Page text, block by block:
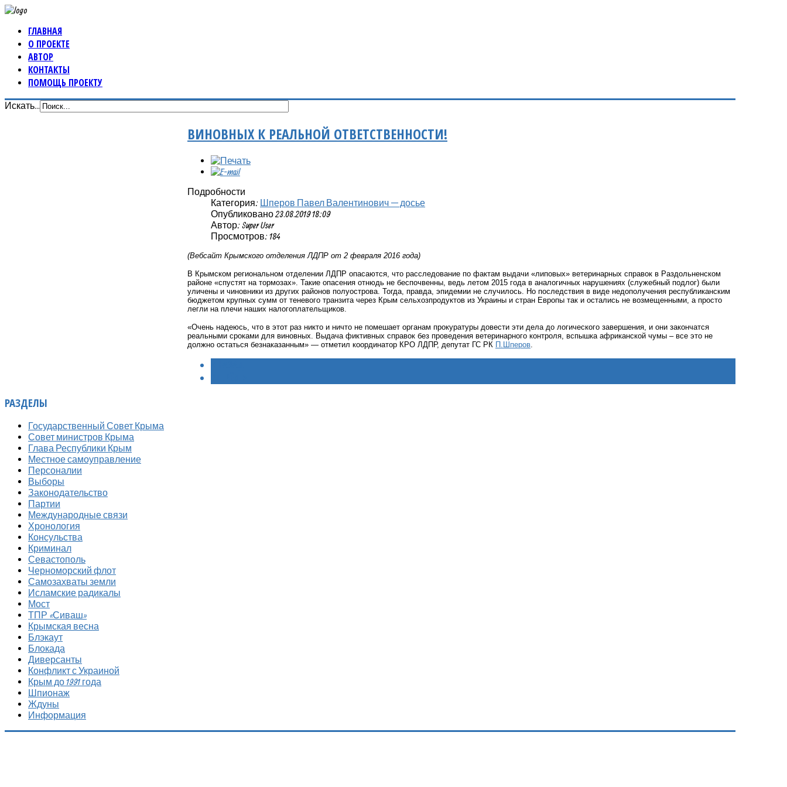
ГЛАВНАЯ
О ПРОЕКТЕ
АВТОР
КОНТАКТЫ
ПОМОЩЬ ПРОЕКТУ
Искать...
ВИНОВНЫХ К РЕАЛЬНОЙ ОТВЕТСТВЕННОСТИ!
Подробности
Категория: Шперов Павел Валентинович — досье
Опубликовано 23.08.2019 18:09
Автор: Super User
Просмотров: 184
(Вебсайт Крымского отделения ЛДПР от 2 февраля 2016 года)
В Крымском региональном отделении ЛДПР опасаются, что расследование по фактам выдачи «липовых» ветеринарных справок в Раздольненском
районе «спустят на тормозах». Такие опасения отнюдь не беспочвенны, ведь летом 2015 года в аналогичных нарушениях (служебный подлог) были
уличены и чиновники из других районов полуострова. Тогда, правда, эпидемии не случилось. Но последствия в виде недополучения республиканским
бюджетом крупных сумм от теневого транзита через Крым сельхозпродуктов из Украины и стран Европы так и остались не возмещенными, а просто
легли на плечи наших налогоплательщиков.
«Очень надеюсь, что в этот раз никто и ничто не помешает органам прокуратуры довести эти дела до логического завершения, и они закончатся
реальными сроками для виновных. Выдача фиктивных справок без проведения ветеринарного контроля, вспышка африканской чумы – все это не
должно остаться безнаказанным» — отметил координатор КРО ЛДПР, депутат ГС РК П.Шперов
РАЗДЕЛЫ
Государственный Совет Крыма
Совет министров Крыма
Глава Республики Крым
Местное самоуправление
Персоналии
Выборы
Законодательство
Партии
Международные связи
Хронология
Консульства
Криминал
Севастополь
Черноморский флот
Самозахваты земли
Исламские радикалы
Мост
ТПР «Сиваш»
Крымская весна
Блэкаут
Блокада
Диверсанты
Конфликт с Украиной
Крым до 1991 года
Шпионаж
Ждуны
Информация